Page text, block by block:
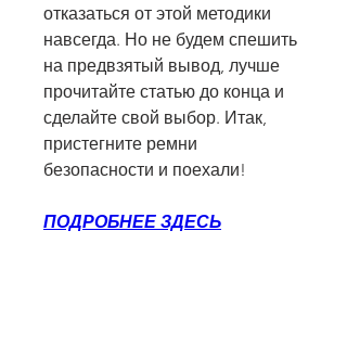
отказаться от этой методики
навсегда. Но не будем спешить
на предвзятый вывод, лучше
прочитайте статью до конца и
сделайте свой выбор. Итак,
пристегните ремни
безопасности и поехали!
ПОДРОБНЕЕ ЗДЕСЬ